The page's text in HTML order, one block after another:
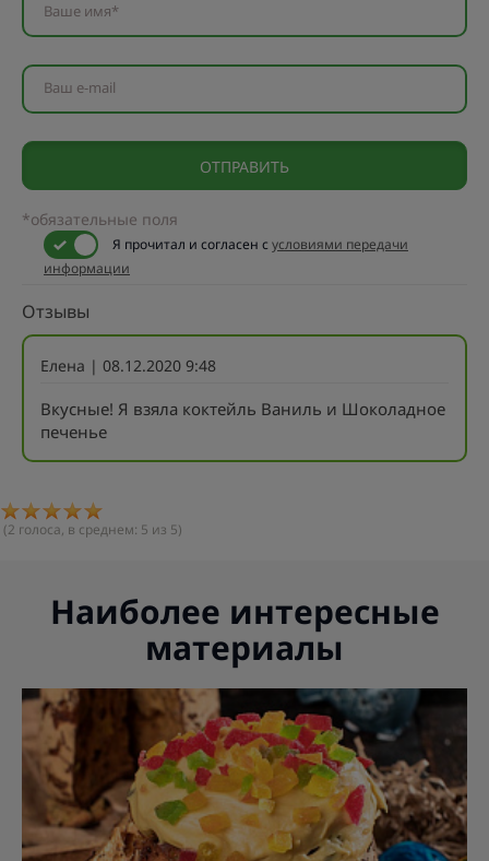
Ваше имя*
Ваш e-mail
*обязательные поля
Я прочитал и согласен сусловиями передачи
информации
Отзывы
Елена | 08.12.2020 9:48
Вкусные! Я взяла коктейль Ваниль и Шоколадное
печенье
(2 голоса, в среднем: 5 из 5)
Наиболее интересные
материалы